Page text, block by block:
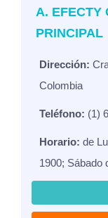
A. EFECTY
PRINCIPAL
Dirección:
Colombia
Teléfono: (1)
Horario: de
1900; Sábado